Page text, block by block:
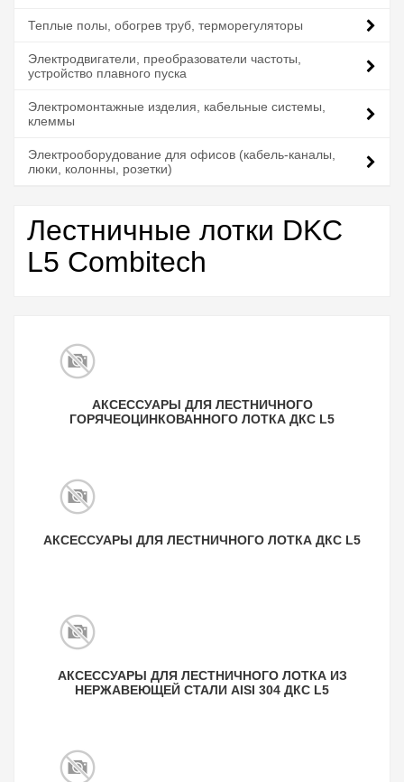
Теплые полы, обогрев труб, терморегуляторы
Электродвигатели, преобразователи частоты,
устройство плавного пуска
Электромонтажные изделия, кабельные системы,
клеммы
Электрооборудование для офисов (кабель-каналы,
люки, колонны, розетки)
Лестничные лотки DKC
L5 Combitech
АКСЕССУАРЫ ДЛЯ ЛЕСТНИЧНОГО
ГОРЯЧЕОЦИНКОВАННОГО ЛОТКА ДКС L5
АКСЕССУАРЫ ДЛЯ ЛЕСТНИЧНОГО ЛОТКА ДКС L5
АКСЕССУАРЫ ДЛЯ ЛЕСТНИЧНОГО ЛОТКА ИЗ
НЕРЖАВЕЮЩЕЙ СТАЛИ AISI 304 ДКС L5